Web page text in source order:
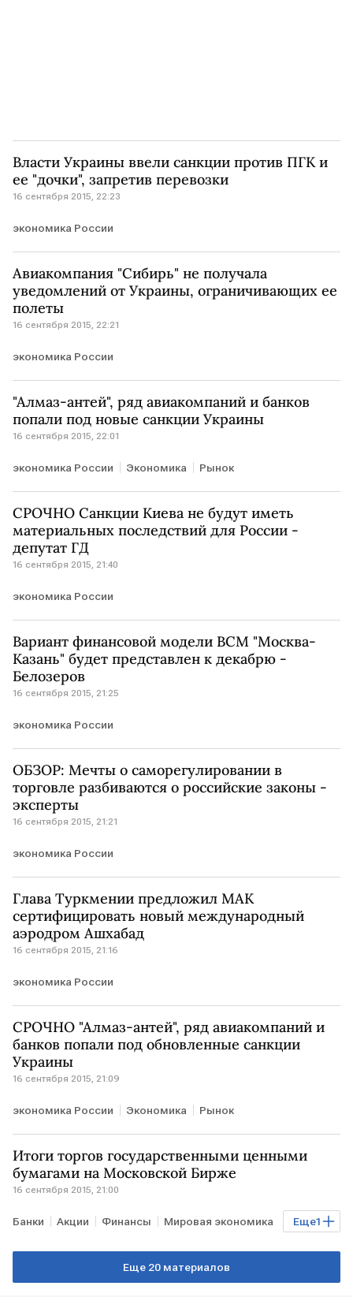
Власти Украины ввели санкции против ПГК и
ее "дочки", запретив перевозки
16 сентября 2015, 22:23
экономика России
Авиакомпания "Сибирь" не получала
уведомлений от Украины, ограничивающих ее
полеты
16 сентября 2015, 22:21
экономика России
"Алмаз-антей", ряд авиакомпаний и банков
попали под новые санкции Украины
16 сентября 2015, 22:01
экономика России Экономика Рынок
СРОЧНО Санкции Киева не будут иметь
материальных последствий для России -
депутат ГД
16 сентября 2015, 21:40
экономика России
Вариант финансовой модели ВСМ "Москва-
Казань" будет представлен к декабрю -
Белозеров
16 сентября 2015, 21:25
экономика России
ОБЗОР: Мечты о саморегулировании в
торговле разбиваются о российские законы -
эксперты
16 сентября 2015, 21:21
экономика России
Глава Туркмении предложил МАК
сертифицировать новый международный
аэродром Ашхабад
16 сентября 2015, 21:16
экономика России
СРОЧНО "Алмаз-антей", ряд авиакомпаний и
банков попали под обновленные санкции
Украины
16 сентября 2015, 21:09
экономика России Экономика Рынок
Итоги торгов государственными ценными
бумагами на Московской Бирже
16 сентября 2015, 21:00
Еще1
Банки Акции Финансы Мировая экономика
Рынок
Еще 20 материалов